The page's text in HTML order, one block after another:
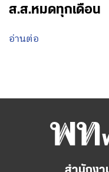
ส.ส.หมดทุกเดือน
อ่านต่อ